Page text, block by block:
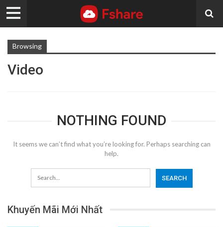
Browsing
Video
NOTHING FOUND
It seems we can’t find what you’re looking for. Perhaps searching can
help.
Khuyến Mãi Mới Nhất